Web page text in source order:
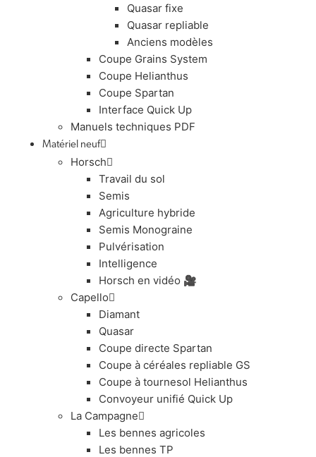
Quasar fixe
Quasar repliable
Anciens modèles
Coupe Grains System
Coupe Helianthus
Coupe Spartan
Interface Quick Up
Manuels techniques PDF
Matériel neuf
Horsch
Travail du sol
Semis
Agriculture hybride
Semis Monograine
Pulvérisation
Intelligence
Horsch en vidéo 🎥
Capello
Diamant
Quasar
Coupe directe Spartan
Coupe à céréales repliable GS
Coupe à tournesol Helianthus
Convoyeur unifié Quick Up
La Campagne
Les bennes agricoles
Les bennes TP